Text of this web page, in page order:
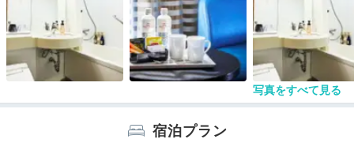
つまり、部屋でくつろぐには自分なりの準備が必要
ではある。
最も問題は朝食。この料金で準備される食事として
は不満を感じる。
冷凍の業務用加工食品ばかり並んでいる。
個人的には野菜とカレー、その場で焼いてくれるオ
ムレツくらいしか食べるものがない。
写真をすべて見る
宿泊プラン